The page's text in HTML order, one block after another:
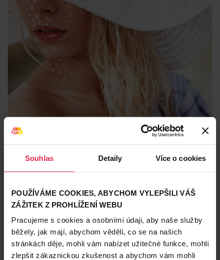
Souhlas Detaily Více o cookies
POUŽÍVÁME COOKIES, ABYCHOM VYLEPŠILI VÁŠ
ZÁŽITEK Z PROHLÍŽENÍ WEBU
Pracujeme s cookies a osobními údaji, aby naše služby
běžely, jak mají, abychom věděli, co se na našich
stránkách děje, mohli vám nabízet užitečné funkce, mohli
zlepšit zákaznickou zkušenost a abychom vám mohli
Používejte dekorativní kosmetiku s SPF
upu neboBB krému s SPF. Dnes je již zcela běžné,
že idekorativní kosmetika obsahuje ochranné
nebo v popisu. Místo podkladové báze můžete
použítfluid s SPFnebo denní krém na obličej s SPF
Doporučujeme vyzkoušet třebaL'Oréal Paris
Hyaluron Specialist day cream(koupit v e-shopu)
s SPF 20, který udržuje optimální hydrataci pleti pro
každý věk.